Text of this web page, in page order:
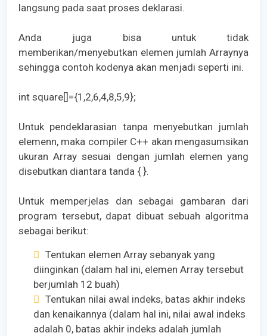
langsung pada saat proses deklarasi.
Anda juga bisa untuk tidak
memberikan/menyebutkan elemen jumlah Arraynya
sehingga contoh kodenya akan menjadi seperti ini.
int square[]={1,2,6,4,8,5,9};
Untuk pendeklarasian tanpa menyebutkan jumlah
elemenn, maka compiler C++ akan mengasumsikan
ukuran Array sesuai dengan jumlah elemen yang
disebutkan diantara tanda { }.
Untuk memperjelas dan sebagai gambaran dari
program tersebut, dapat dibuat sebuah algoritma
sebagai berikut:
Tentukan elemen Array sebanyak yang
diinginkan (dalam hal ini, elemen Array tersebut
berjumlah 12 buah)
Tentukan nilai awal indeks, batas akhir indeks
dan kenaikannya (dalam hal ini, nilai awal indeks
adalah 0, batas akhir indeks adalah jumlah